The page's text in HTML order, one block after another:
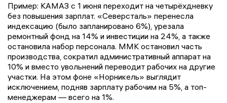
Пример: КАМАЗ с 1 июня переходит на четырёхдневку
без повышения зарплат. «Северсталь» перенесла
индексацию (было запланировано 6%), урезала
ремонтный фонд на 14% и инвестиции на 24%, а также
остановила набор персонала. ММК остановил часть
производства, сократил административный аппарат на
10% и вместо увольнений переводит рабочих на другие
участки. На этом фоне «Норникель» выглядит
исключением, подняв зарплату рабочим на 5%, а топ-
менеджерам — всего на 1%.